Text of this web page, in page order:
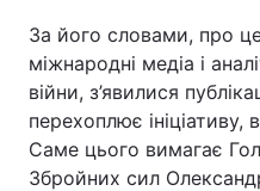
Цікавинки
Екологія
Лонгріди
За його словами, про
міжнародні медіа і
війни, з’явилися
перехоплює ініціативу,
Саме цього вимагає
Збройних сил